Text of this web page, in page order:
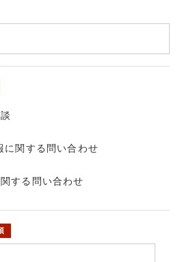
に関する問い合わせ
する問い合わせ